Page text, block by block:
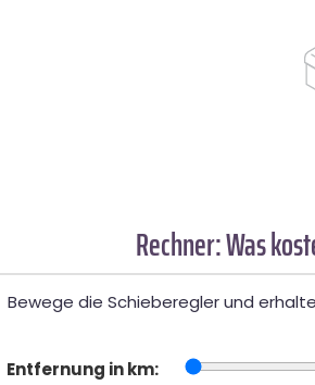
Rechner: Was
Bewege die Schieberegler und
Entfernung in km: